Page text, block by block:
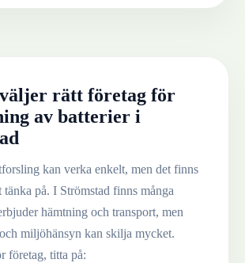
rätt företag för
av batterier i
kan verka enkelt, men det finns
tänka på. I Strömstad finns många
hämtning och transport, men
miljöhänsyn kan skilja mycket.
företag, titta på: